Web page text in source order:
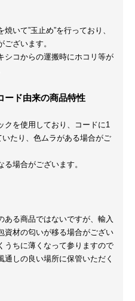
いて”玉止め”を行っており、
ざいます。
シコからの運搬時にホコリ等が
ード由来の商品特性
クを使用しており、コードに1
たり、色ムラがある場合がご
場合がございます。
ある商品ではないですが、輸入
資材の匂いが移る場合がござい
うちに薄くなって参りますので
しの良い場所に保管いただく